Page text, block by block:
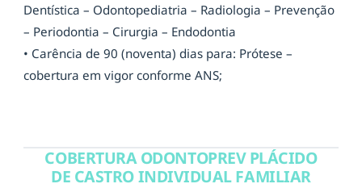
Dentística – Odontopediatria – Radiologia – Prevenção
– Periodontia – Cirurgia – Endodontia
• Carência de 90 (noventa) dias para: Prótese –
cobertura em vigor conforme ANS;
COBERTURA ODONTOPREV PLÁCIDO
DE CASTRO INDIVIDUAL FAMILIAR